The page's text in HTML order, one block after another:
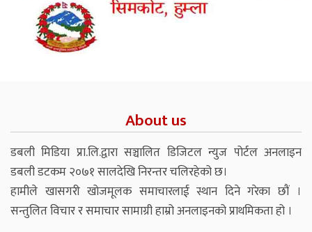
About us
डबली मिडिया प्रा.लि.द्वारा सञ्चालित डिजिटल न्युज पोर्टल अनलाइन
डबली डटकम २०७१ सालदेखि निरन्तर चलिरहेको छ।
हामीले खासगरी खोजमूलक समाचारलाई स्थान दिने गरेका छौं ।
सन्तुलित विचार र समाचार सामाग्री हाम्रो अनलाइनको प्राथमिकता हो ।